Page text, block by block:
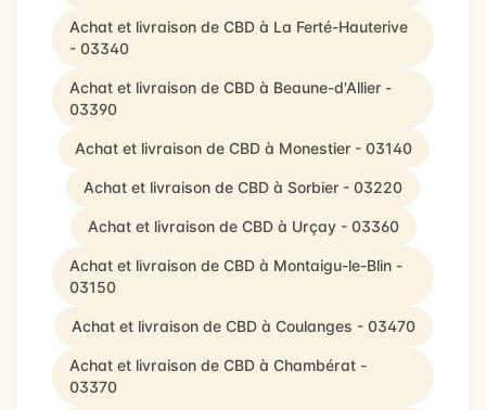
Achat et livraison de CBD à La Ferté-Hauterive
- 03340
Achat et livraison de CBD à Beaune-d'Allier -
03390
Achat et livraison de CBD à Monestier - 03140
Achat et livraison de CBD à Sorbier - 03220
Achat et livraison de CBD à Urçay - 03360
Achat et livraison de CBD à Montaigu-le-Blin -
03150
Achat et livraison de CBD à Coulanges - 03470
Achat et livraison de CBD à Chambérat -
03370